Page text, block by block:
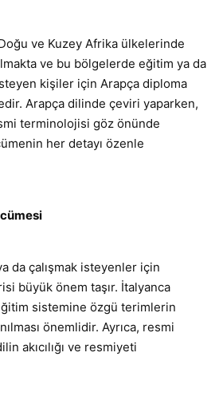
ve Kuzey Afrika ülkelerinde
ve bu bölgelerde eğitim ya da
kişiler için Arapça diploma
Arapça dilinde çeviri yaparken,
terminolojisi göz önünde
her detayı özenle
da çalışmak isteyenler için
büyük önem taşır. İtalyanca
sistemine özgü terimlerin
önemlidir. Ayrıca, resmi
akıcılığı ve resmiyeti